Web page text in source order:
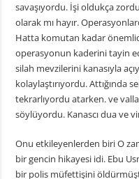
savaşıyordu. İşi oldukça
olarak mı hayır.
Hatta komutan kadar
operasyonun kaderini tayin
silah mevzilerini kanasıyla
kolaylaştırıyordu. Attığında
tekrarlıyordu atarken. ve
söylüyordu. Kanascı dua ve
Onu etkileyenlerden biri O
bir gencin hikayesi idi. Ebu
bir polis müfettişini